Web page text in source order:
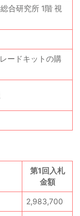
合研究所 1階 視
ードキットの購
第1回入札
金額
2,983,700